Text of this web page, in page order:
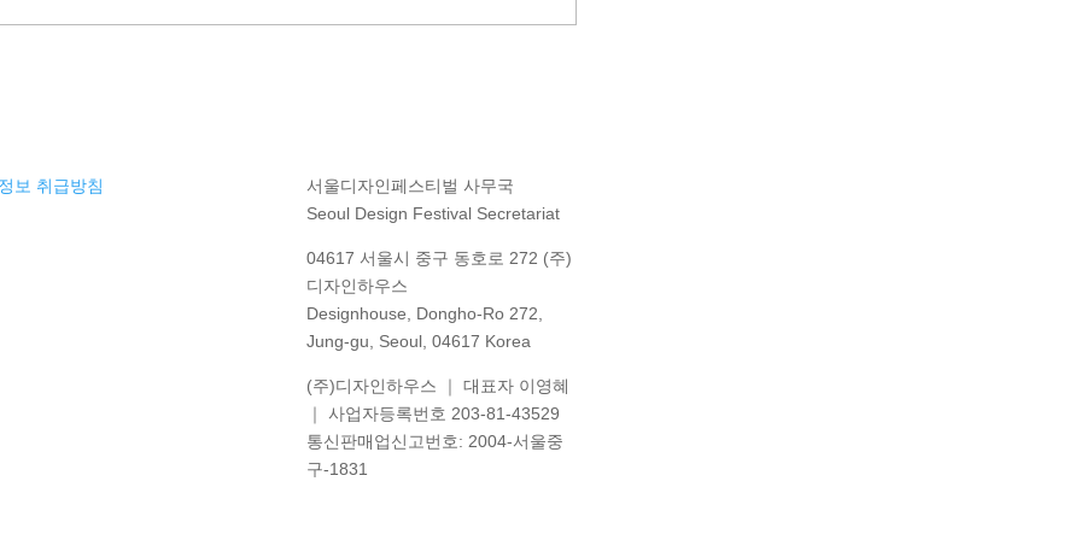
보 취급방침
서울디자인페스티벌 사무국
Seoul Design Festival Secretariat
04617 서울시 중구 동호로 272 (주)
디자인하우스
Designhouse, Dongho-Ro 272,
Jung-gu, Seoul, 04617 Korea
(주)디자인하우스 ｜ 대표자 이영혜
｜ 사업자등록번호 203-81-43529
통신판매업신고번호: 2004-서울중
구-1831